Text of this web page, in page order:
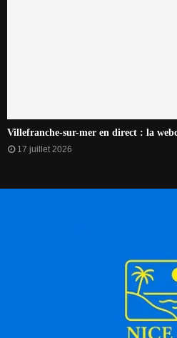
Villefranche-sur-mer en direct : la
17 juillet 2026